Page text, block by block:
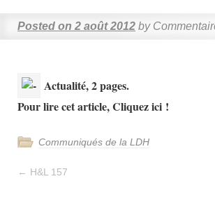
Posted on 2 août 2012 by
Actualité, 2 pages.
Pour lire cet article, Cliquez ici !
Communiqués de la LDH
← H&L 157